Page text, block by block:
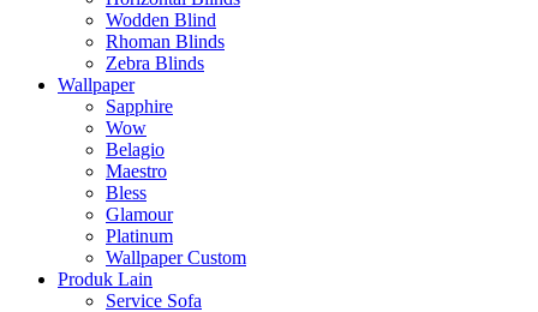
Wodden Blind
Rhoman Blinds
Zebra Blinds
Wallpaper
Sapphire
Wow
Belagio
Maestro
Bless
Glamour
Platinum
Wallpaper Custom
Produk Lain
Service Sofa